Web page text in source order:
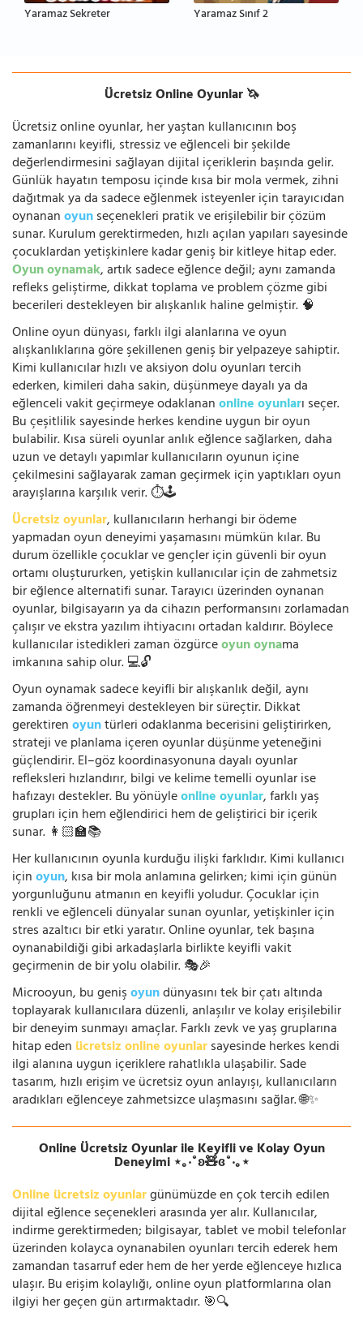
Yaramaz Sekreter Yaramaz Sınıf 2
Ücretsiz Online Oyunlar 🦄
Ücretsiz online oyunlar, her yaştan kullanıcının boş
zamanlarını keyifli, stressiz ve eğlenceli bir şekilde
değerlendirmesini sağlayan dijital içeriklerin başında gelir.
Günlük hayatın temposu içinde kısa bir mola vermek, zihni
dağıtmak ya da sadece eğlenmek isteyenler için tarayıcıdan
oynananoyunseçenekleri pratik ve erişilebilir bir çözüm
sunar. Kurulum gerektirmeden, hızlı açılan yapıları sayesinde
çocuklardan yetişkinlere kadar geniş bir kitleye hitap eder.
Oyun oynamak, artık sadece eğlence değil; aynı zamanda
refleks geliştirme, dikkat toplama ve problem çözme gibi
becerileri destekleyen bir alışkanlık haline gelmiştir. 🧠
Online oyun dünyası, farklı ilgi alanlarına ve oyun
alışkanlıklarına göre şekillenen geniş bir yelpazeye sahiptir.
Kimi kullanıcılar hızlı ve aksiyon dolu oyunları tercih
ederken, kimileri daha sakin, düşünmeye dayalı ya da
eğlenceli vakit geçirmeye odaklananonline oyunları seçer.
Bu çeşitlilik sayesinde herkes kendine uygun bir oyun
bulabilir. Kısa süreli oyunlar anlık eğlence sağlarken, daha
uzun ve detaylı yapımlar kullanıcıların oyunun içine
çekilmesini sağlayarak zaman geçirmek için yaptıkları oyun
arayışlarına karşılık verir. ⏱️🕹️
Ücretsiz oyunlar, kullanıcıların herhangi bir ödeme
yapmadan oyun deneyimi yaşamasını mümkün kılar. Bu
durum özellikle çocuklar ve gençler için güvenli bir oyun
ortamı oluştururken, yetişkin kullanıcılar için de zahmetsiz
bir eğlence alternatifi sunar. Tarayıcı üzerinden oynanan
oyunlar, bilgisayarın ya da cihazın performansını zorlamadan
çalışır ve ekstra yazılım ihtiyacını ortadan kaldırır. Böylece
kullanıcılar istedikleri zaman özgürceoyun oynama
imkanına sahip olur. 💻🔓
Oyun oynamak sadece keyifli bir alışkanlık değil, aynı
zamanda öğrenmeyi destekleyen bir süreçtir. Dikkat
gerektirenoyuntürleri odaklanma becerisini geliştirirken,
strateji ve planlama içeren oyunlar düşünme yeteneğini
güçlendirir. El–göz koordinasyonuna dayalı oyunlar
refleksleri hızlandırır, bilgi ve kelime temelli oyunlar ise
hafızayı destekler. Bu yönüyleonline oyunlar, farklı yaş
grupları için hem eğlendirici hem de geliştirici bir içerik
sunar. 👩🏻‍🏫📚
Her kullanıcının oyunla kurduğu ilişki farklıdır. Kimi kullanıcı
içinoyun, kısa bir mola anlamına gelirken; kimi için günün
yorgunluğunu atmanın en keyifli yoludur. Çocuklar için
renkli ve eğlenceli dünyalar sunan oyunlar, yetişkinler için
stres azaltıcı bir etki yaratır. Online oyunlar, tek başına
oynanabildiği gibi arkadaşlarla birlikte keyifli vakit
geçirmenin de bir yolu olabilir. 🎭🎉
Microoyun, bu genişoyundünyasını tek bir çatı altında
toplayarak kullanıcılara düzenli, anlaşılır ve kolay erişilebilir
bir deneyim sunmayı amaçlar. Farklı zevk ve yaş gruplarına
hitap eden ücretsiz online oyunlarsayesinde herkes kendi
ilgi alanına uygun içeriklere rahatlıkla ulaşabilir. Sade
tasarım, hızlı erişim ve ücretsiz oyun anlayışı, kullanıcıların
aradıkları eğlenceye zahmetsizce ulaşmasını sağlar. 🌐✨
Online Ücretsiz Oyunlar ile Keyifli ve Kolay Oyun
Deneyimi ⋆｡‧˚ʚ🧸ɞ˚‧｡⋆
Online ücretsiz oyunlargünümüzde en çok tercih edilen
dijital eğlence seçenekleri arasında yer alır. Kullanıcılar,
indirme gerektirmeden; bilgisayar, tablet ve mobil telefonlar
üzerinden kolayca oynanabilen oyunları tercih ederek hem
zamandan tasarruf eder hem de her yerde eğlenceye hızlıca
ulaşır. Bu erişim kolaylığı, online oyun platformlarına olan
ilgiyi her geçen gün artırmaktadır. 🎯🔍